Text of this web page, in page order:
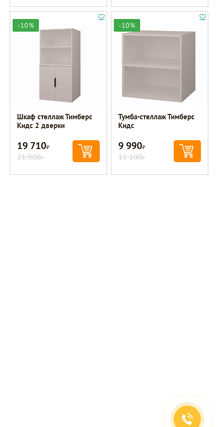
-10%
Шкаф стеллаж Тимберс
Кидс 2 дверки
19 710Р
21 900Р
-10%
Тумба-стеллаж Тимберс
Кидс
9 990Р
11 100Р